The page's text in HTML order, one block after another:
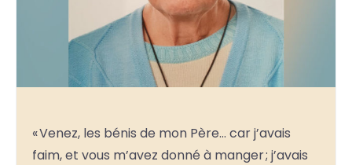
« Venez, les bénis de mon Père… car j’avais
faim, et vous m’avez donné à manger ; j’avais